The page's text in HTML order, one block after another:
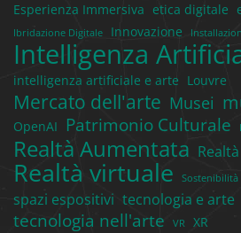
Esperienza Immersiva etica digitale
Ibridazione Digitale Innovazione
Intelligenza
intelligenza artificiale e arte Louvre
Mercato dell'arte Musei
OpenAI Patrimonio Culturale
Realtà Aumentata
Realtà virtuale Sostenibilità
spazi espositivi tecnologia e arte
tecnologia nell'arte VR XR